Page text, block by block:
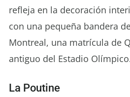
refleja en la decoración
con una pequeña bandera
Montreal, una matrícula de
antiguo del Estadio
La Poutine